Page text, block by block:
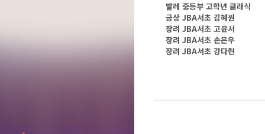
발레 중등부 고학년 클래식
금상 JBA서초 김혜원
장려 JBA서초 고윤서
장려 JBA서초 손은우
장려 JBA서초 강다현